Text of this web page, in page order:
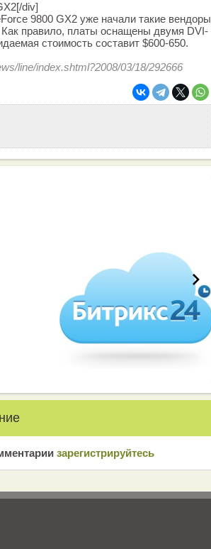
div]
9800 GX2 уже начали такие вендоры
Как правило, платы оснащены двумя DVI-
стоимость составит $600-650.
line/index.shtml?2008/03/18/292666
зарeгиcтрирyйтeсь